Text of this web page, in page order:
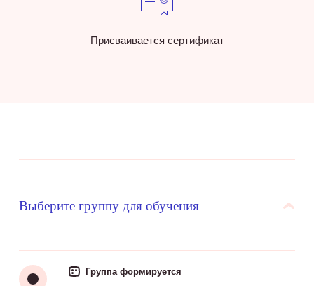
Присваивается сертификат
Выберите группу для обучения
Группа формируется